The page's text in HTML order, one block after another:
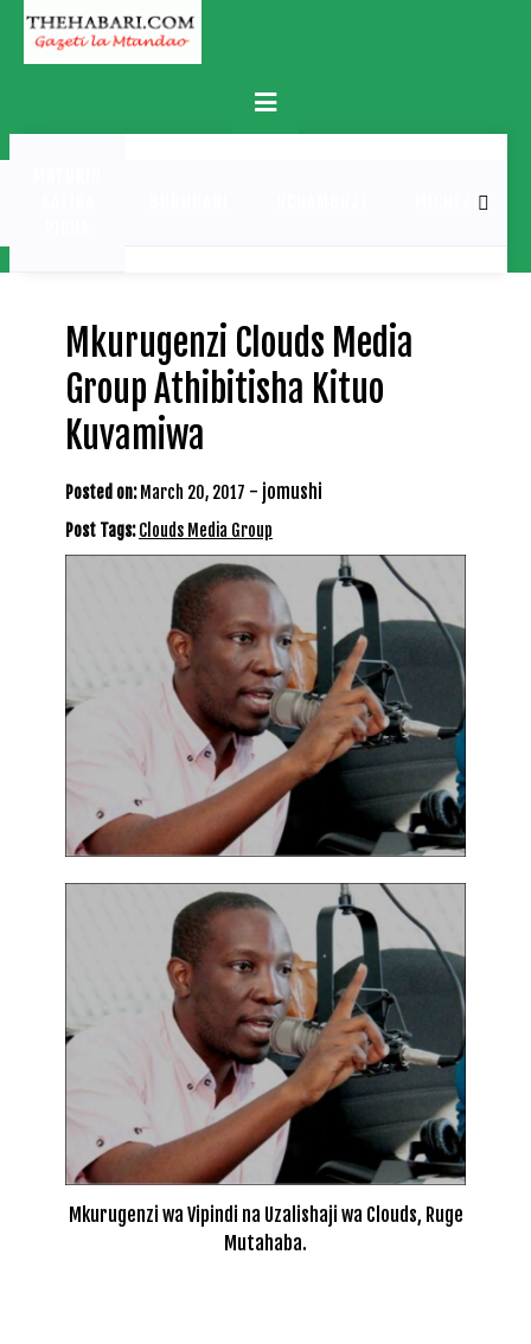
Skip
content
Primary
Menu
MICHEZO
Mkurugenzi Clouds Media
Group Athibitisha Kituo
Kuvamiwa
Posted on: March 20, 2017 - jomushi
Post Tags:Clouds Media Group
Mkurugenzi wa Vipindi na Uzalishaji wa Clouds, Ruge
Mutahaba.